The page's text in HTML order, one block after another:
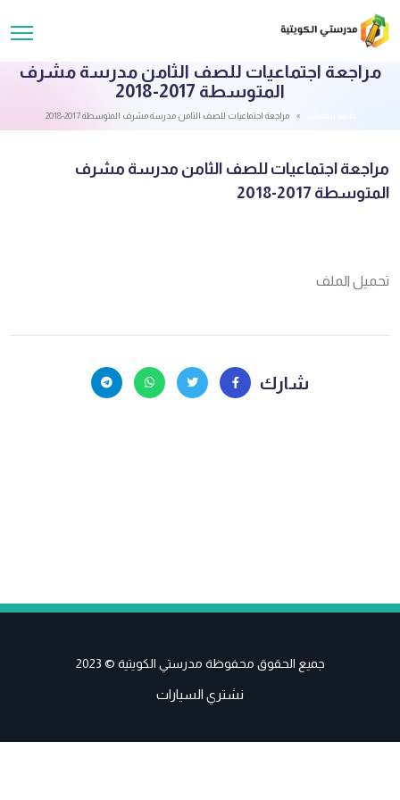
مراجعة اجتماعيات للصف الثامن مدرسة مشرف
المتوسطة 2017-2018
مراجعة اجتماعيات للصف الثامن مدرسة مشرف المتوسطة 2017-2018
مراجعة اجتماعيات للصف الثامن مدرسة مشرف
المتوسطة 2017-2018
تحميل الملف
شارك
جميع الحقوق محفوظة مدرستي الكويتية © 2023
نشتري السيارات